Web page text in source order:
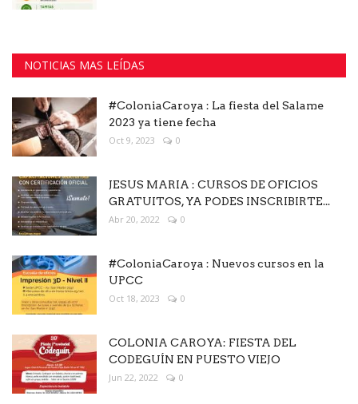
NOTICIAS MAS LEÍDAS
#ColoniaCaroya : La fiesta del Salame
2023 ya tiene fecha
Oct 9, 2023 0
JESUS MARIA : CURSOS DE OFICIOS
GRATUITOS, YA PODES INSCRIBIRTE...
Abr 20, 2022 0
#ColoniaCaroya : Nuevos cursos en la
UPCC
Oct 18, 2023 0
COLONIA CAROYA: FIESTA DEL
CODEGUÍN EN PUESTO VIEJO
Jun 22, 2022 0